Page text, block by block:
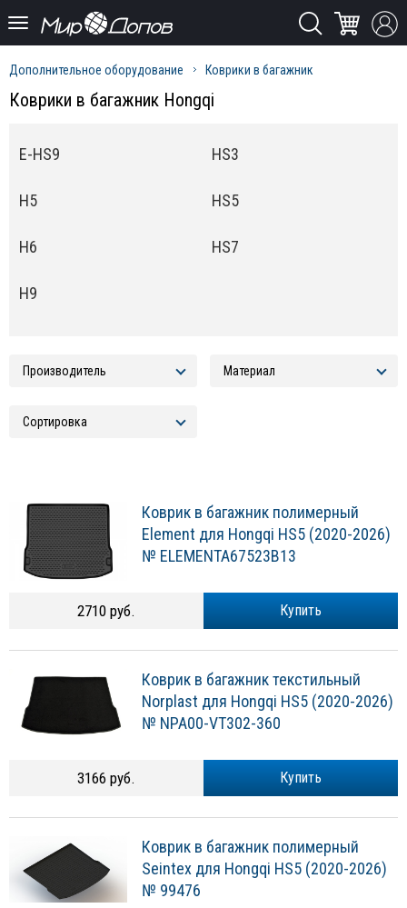
Дополнительное оборудование Коврики в багажник
Коврики в багажник Hongqi
E-HS9
H5
H6
H9
HS3
HS5
HS7
Коврик в багажник полимерный
Element для Hongqi HS5 (2020-2026)
№ ELEMENTA67523B13
Купить
2710 руб.
Коврик в багажник текстильный
Norplast для Hongqi HS5 (2020-2026)
№ NPA00-VT302-360
Купить
3166 руб.
Коврик в багажник полимерный
Seintex для Hongqi HS5 (2020-2026)
№ 99476